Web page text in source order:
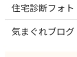
住宅診断フォト
気まぐれブログ